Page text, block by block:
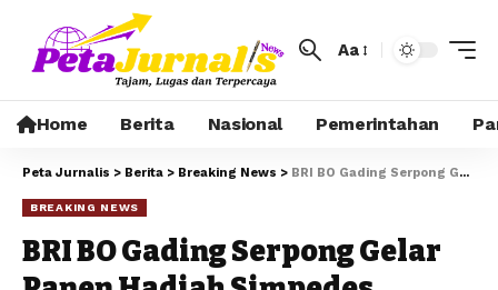
Aa
Home Berita Nasional Pemerintahan
Peta Jurnalis > Berita > Breaking News > BRI BO Gading Serpong Gelar Panen Hadiah Simpedes, Wujud Apresiasi untuk Nasabah
BREAKING NEWS
BRI BO Gading Serpong Gelar